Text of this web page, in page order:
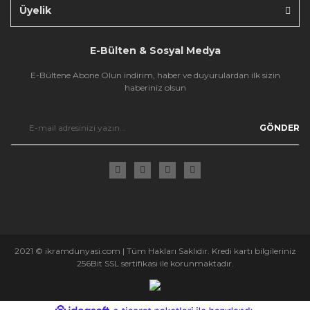
Üyelik
E-Bülten & Sosyal Medya
E-Bültene Abone Olun indirim, haber ve duyurulardan ilk sizin
haberiniz olsun
GÖNDER
2021 © ikramdunyasi.com | Tüm Hakları Saklıdır. Kredi kartı bilgileriniz
256Bit SSL sertifikası ile korunmaktadır.